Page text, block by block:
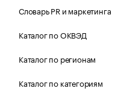
Словарь PR и маркетинга
Каталог по ОКВЭД
Каталог по регионам
Каталог по категориям